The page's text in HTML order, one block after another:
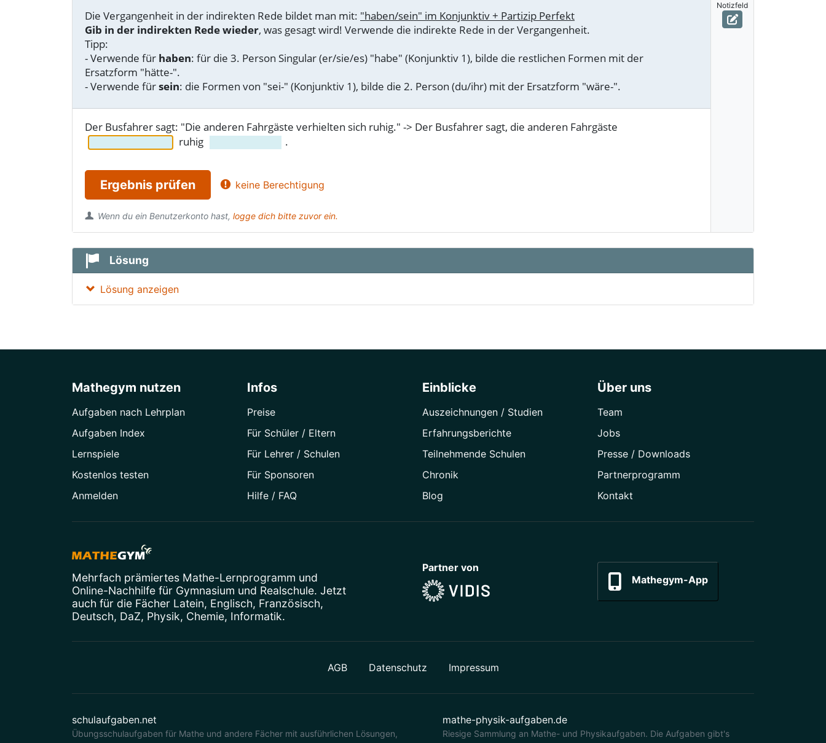
Die Vergangenheit in der indirekten Rede bildet man mit: "haben/sein" im Konjunktiv + Partizip Perfekt
Gib in der indirekten Rede wieder, was gesagt wird! Verwende die indirekte Rede in der Vergangenheit.
Tipp:
- Verwende für haben: für die 3. Person Singular (er/sie/es) "habe" (Konjunktiv 1), bilde die restlichen Formen mit der
Ersatzform "hätte-".
- Verwende fürsein: die Formen von "sei-" (Konjunktiv 1), bilde die 2. Person (du/ihr) mit der Ersatzform "wäre-".
Der Busfahrer sagt: "Die anderen Fahrgäste verhielten sich ruhig." -> Der Busfahrer sagt, die anderen Fahrgäste
ruhig
.
Ergebnis prüfen keine Berechtigung
Wenn du ein Benutzerkonto hast, logge dich bitte zuvor ein.
Notizfeld
Lösung
Lösung anzeigen
Mathegym nutzen
Aufgaben nach Lehrplan
Aufgaben Index
Lernspiele
Kostenlos testen
Anmelden
Infos
Preise
Für Schüler / Eltern
Für Lehrer / Schulen
Für Sponsoren
Hilfe / FAQ
Einblicke
Auszeichnungen / Studien
Erfahrungsberichte
Teilnehmende Schulen
Chronik
Blog
Über uns
Team
Jobs
Presse / Downloads
Partner­programm
Kontakt
Mehrfach prämiertes Mathe-Lernprogramm und
Online-Nachhilfe für Gymnasium und Realschule. Jetzt
auch für die Fächer Latein, Englisch, Französisch,
Deutsch, DaZ, Physik, Chemie, Informatik.
Partner von
Mathegym-App
AGB Datenschutz Impressum
schulaufgaben.net
Übungsschulaufgaben für Mathe und andere Fächer mit ausführlichen Lösungen,
mathe-physik-aufgaben.de
Riesige Sammlung an Mathe- und Physikaufgaben. Die Aufgaben gibt's